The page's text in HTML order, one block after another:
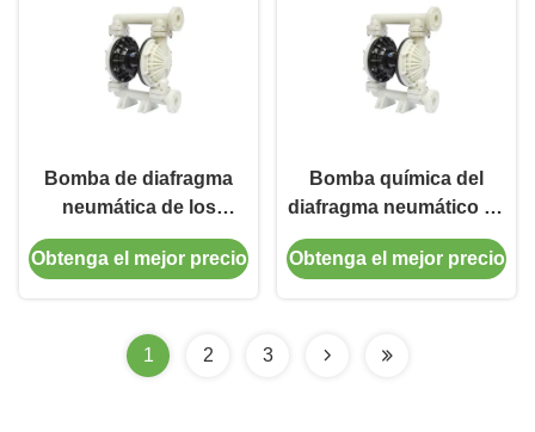
Bomba de diafragma
neumática de los
plásticos de la
ingeniería de QBY,
la bola de la bola de la
salida PTFE
Obtenga el mejor precio
Bomba química del
diafragma neumático de
QBY con tamaño de
partícula de 10m m y la
Obtenga el mejor precio
1 2 3